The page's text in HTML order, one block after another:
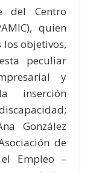
del Centro
quien
objetivos,
peculiar
y
inserción
González
de
Empleo –